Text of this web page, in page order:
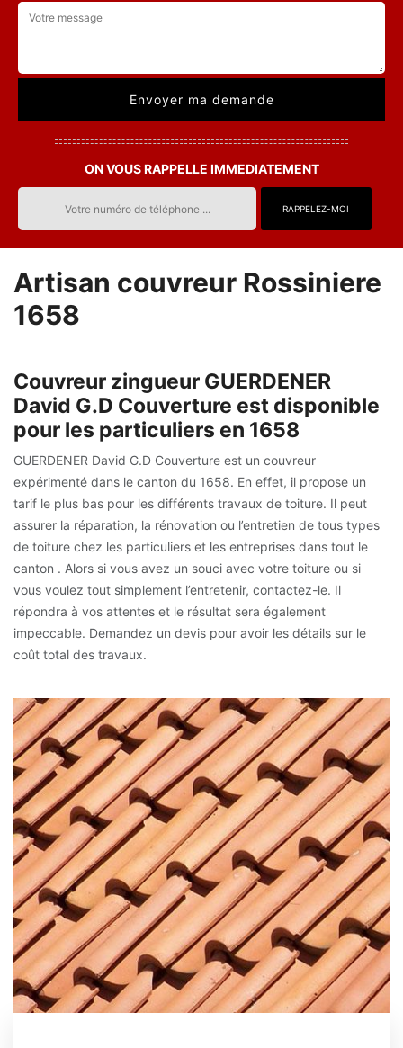
ON VOUS RAPPELLE IMMEDIATEMENT
Artisan couvreur Rossiniere
1658
Couvreur zingueur GUERDENER
David G.D Couverture est disponible
pour les particuliers en 1658
GUERDENER David G.D Couverture est un couvreur
expérimenté dans le canton du 1658. En effet, il propose un
tarif le plus bas pour les différents travaux de toiture. Il peut
assurer la réparation, la rénovation ou l’entretien de tous types
de toiture chez les particuliers et les entreprises dans tout le
canton . Alors si vous avez un souci avec votre toiture ou si
vous voulez tout simplement l’entretenir, contactez-le. Il
répondra à vos attentes et le résultat sera également
impeccable. Demandez un devis pour avoir les détails sur le
coût total des travaux.